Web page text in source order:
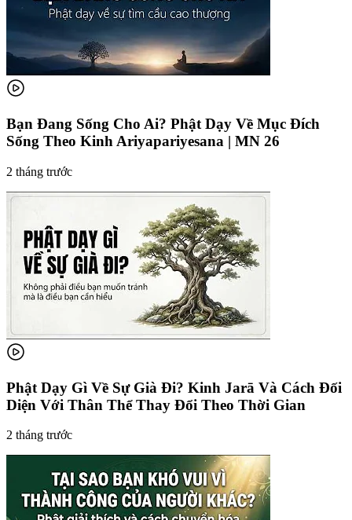
Bạn Đang Sống Cho Ai? Phật Dạy Về Mục Đích
Sống Theo Kinh Ariyapariyesana | MN 26
2 tháng trước
Phật Dạy Gì Về Sự Già Đi? Kinh Jarā Và Cách Đối
Diện Với Thân Thể Thay Đổi Theo Thời Gian
2 tháng trước